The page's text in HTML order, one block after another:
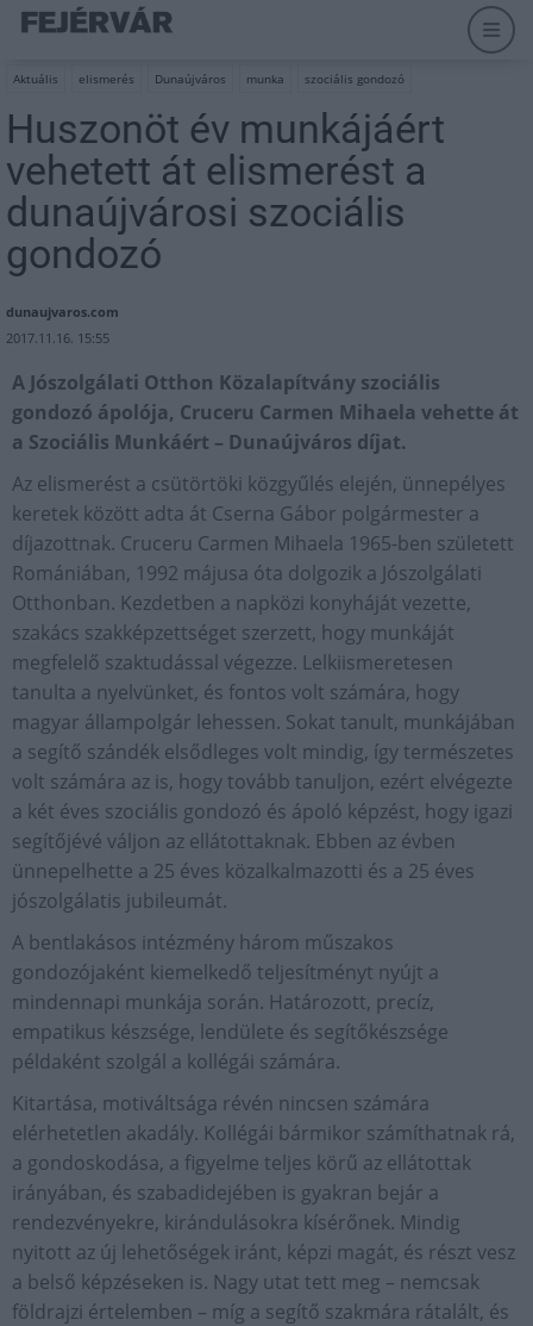
Aktuális elismerés Dunaújváros munka szociális gondozó
Huszonöt év munkájáért
vehetett át elismerést a
dunaújvárosi szociális
gondozó
dunaujvaros.com
2017.11.16. 15:55
A Jószolgálati Otthon Közalapítvány szociális
gondozó ápolója, Cruceru Carmen Mihaela vehette át
a Szociális Munkáért – Dunaújváros díjat.
Az elismerést a csütörtöki közgyűlés elején, ünnepélyes
keretek között adta át Cserna Gábor polgármester a
díjazottnak. Cruceru Carmen Mihaela 1965-ben született
Romániában, 1992 májusa óta dolgozik a Jószolgálati
Otthonban. Kezdetben a napközi konyháját vezette,
szakács szakképzettséget szerzett, hogy munkáját
megfelelő szaktudással végezze. Lelkiismeretesen
tanulta a nyelvünket, és fontos volt számára, hogy
magyar állampolgár lehessen. Sokat tanult, munkájában
a segítő szándék elsődleges volt mindig, így természetes
volt számára az is, hogy tovább tanuljon, ezért elvégezte
a két éves szociális gondozó és ápoló képzést, hogy igazi
segítőjévé váljon az ellátottaknak. Ebben az évben
ünnepelhette a 25 éves közalkalmazotti és a 25 éves
jószolgálatis jubileumát.
A bentlakásos intézmény három műszakos
gondozójaként kiemelkedő teljesítményt nyújt a
mindennapi munkája során. Határozott, precíz,
empatikus készsége, lendülete és segítőkészsége
példaként szolgál a kollégái számára.
Kitartása, motiváltsága révén nincsen számára
elérhetetlen akadály. Kollégái bármikor számíthatnak rá,
a gondoskodása, a figyelme teljes körű az ellátottak
irányában, és szabadidejében is gyakran bejár a
rendezvényekre, kirándulásokra kísérőnek. Mindig
nyitott az új lehetőségek iránt, képzi magát, és részt vesz
a belső képzéseken is. Nagy utat tett meg – nemcsak
földrajzi értelemben – míg a segítő szakmára rátalált, és